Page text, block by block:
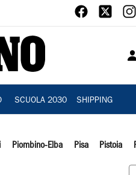
SCUOLA 2030 SHIPPING
Piombino-Elba Pisa Pistoia